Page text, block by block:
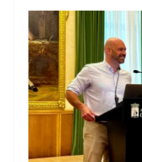
Botánico
incorpora
por
primera
vez
dos
conciertos
infantiles
en
horario
de
mañana